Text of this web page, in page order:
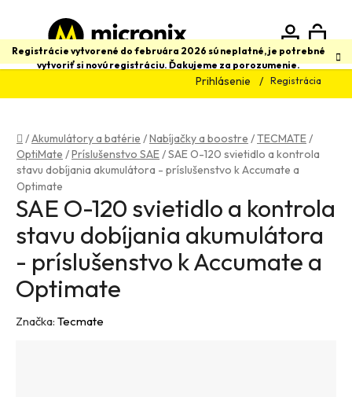
obsah
Registrácie vytvorené do februára 2026 sú neplatné, je potrebné
vytvoriť si novú registráciu. Ďakujeme za porozumenie.
Prihlásenie Registrácia
Hľadať
Domov
/Akumulátory a batérie /Nabíjačky a boostre /TECMATE/
OptiMate /Príslušenstvo SAE/SAE O-120 svietidlo a kontrola
stavu dobíjania akumulátora - príslušenstvo k Accumate a
Optimate
SAE O-120 svietidlo a kontrola
stavu dobíjania akumulátora
- príslušenstvo k Accumate a
Optimate
Značka: Tecmate